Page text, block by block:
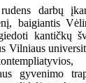
rudens darbų
baigiantis
kantičkų
Vilniaus
gyvenimo